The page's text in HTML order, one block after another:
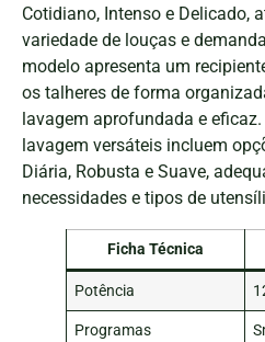
Cotidiano, Intenso e Delicado,
variedade de louças e
modelo apresenta um
os talheres de forma
lavagem aprofundada e
lavagem versáteis incluem
Diária, Robusta e Suave,
necessidades e tipos de
Ficha Técnica
Potência
Programas